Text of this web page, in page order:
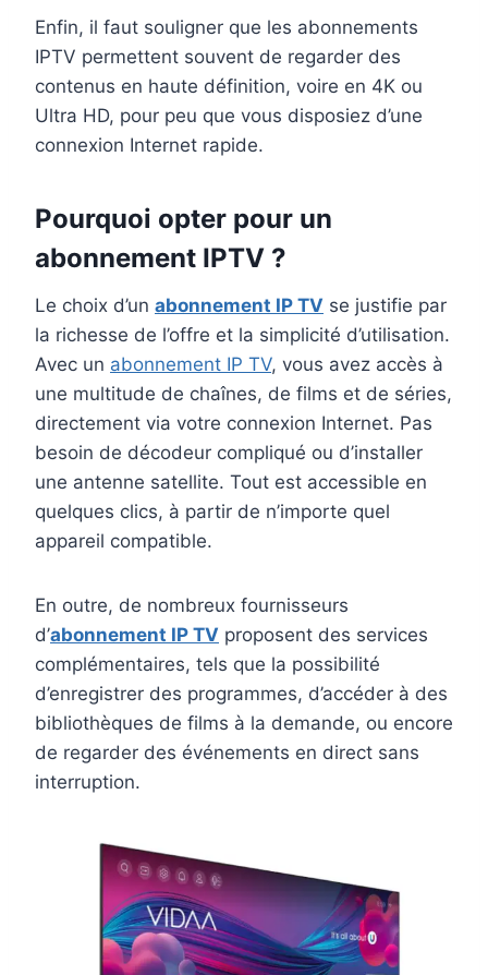
Enfin, il faut souligner que les abonnements
IPTV permettent souvent de regarder des
contenus en haute définition, voire en 4K ou
Ultra HD, pour peu que vous disposiez d’une
connexion Internet rapide.
Pourquoi opter pour un
abonnement IPTV ?
Le choix d’un abonnement IP TV se justifie par
la richesse de l’offre et la simplicité d’utilisation.
Avec un abonnement IP TV, vous avez accès à
une multitude de chaînes, de films et de séries,
directement via votre connexion Internet. Pas
besoin de décodeur compliqué ou d’installer
une antenne satellite. Tout est accessible en
quelques clics, à partir de n’importe quel
appareil compatible.
En outre, de nombreux fournisseurs
d’abonnement IP TV proposent des services
complémentaires, tels que la possibilité
d’enregistrer des programmes, d’accéder à des
bibliothèques de films à la demande, ou encore
de regarder des événements en direct sans
interruption.